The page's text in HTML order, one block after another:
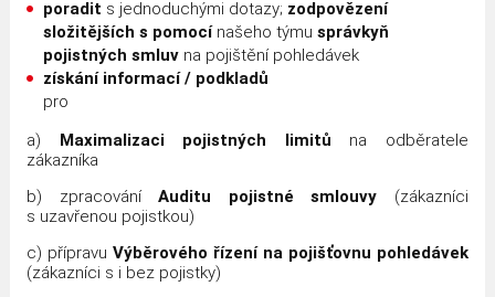
poradit s jednoduchými dotazy; zodpovězení
složitějších s pomocínašeho týmu správkyň
pojistných smluvna pojištění pohledávek
získání informací / podkladů
pro
a) Maximalizaci pojistných limitů na odběratele
zákazníka
b) zpracováníAuditu pojistné smlouvy (zákazníci
s uzavřenou pojistkou)
c) přípravu Výběrového řízení na pojišťovnu pohledávek
(zákazníci s i bez pojistky)